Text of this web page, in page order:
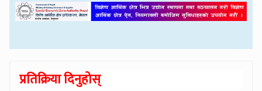
प्रतिक्रिया दिनुहोस्